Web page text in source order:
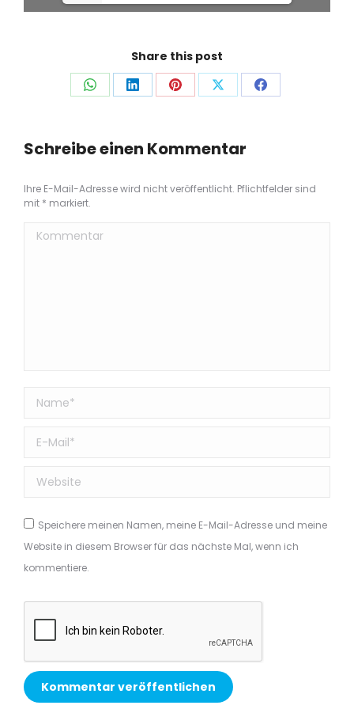
Share this post
Auf
teilen
Auf
teilen
Auf
teilen
Auf
teilen
Auf
Schreibe einen Kommentar
Ihre E-Mail-Adresse wird nicht veröffentlicht. Pflichtfelder sind
mit * markiert.
Kommentar
Name *
E-Mail *
Website
Speichere meinen Namen, meine E-Mail-Adresse und meine
Website in diesem Browser für das nächste Mal, wenn ich
kommentiere.
Kommentar veröffentlichen